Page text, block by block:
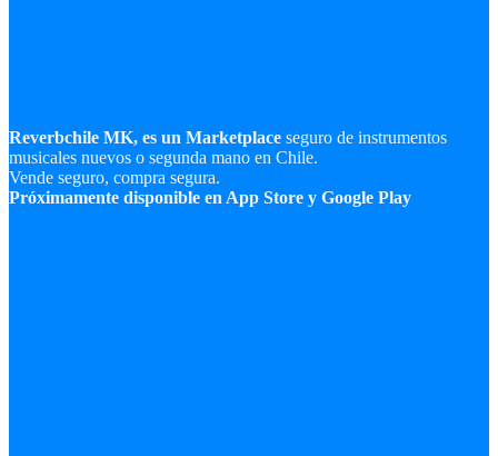
Reverbchile MK, es un Marketplace seguro de instrumentos
musicales nuevos o segunda mano en Chile.
Vende seguro, compra segura.
Próximamente disponible en App Store y Google Play